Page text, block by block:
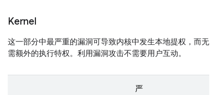
Kernel
这一部分中最严重的漏洞可导致内核中发生本地提权，而无
需额外的执行特权。利用漏洞攻击不需要用户互动。
严